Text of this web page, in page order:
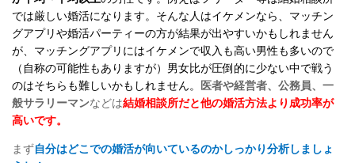
では厳しい婚活になります。そんな人はイケメンなら、マッチン
グアプリや婚活パーティーの方が結果が出やすいかもしれません
が、マッチングアプリにはイケメンで収入も高い男性も多いので
（自称の可能性もありますが）男女比が圧倒的に少ない中で戦う
のはそちらも難しいかもしれません。
医者や経営者、公務員、一
般サラリーマンなどは結婚相談所だと他の婚活方法より成功率が
高いです。
まず自分はどこでの婚活が向いているのかしっかり分析しましょ